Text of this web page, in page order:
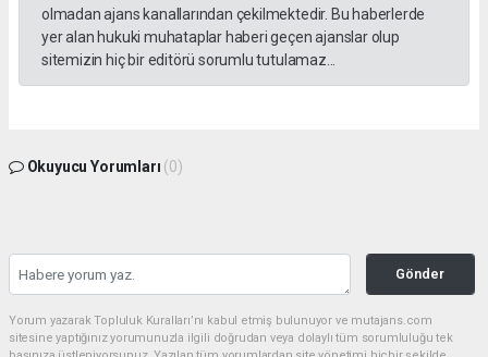
olmadan ajans kanallarından çekilmektedir. Bu haberlerde
yer alan hukuki muhataplar haberi geçen ajanslar olup
sitemizin hiç bir editörü sorumlu tutulamaz...
Okuyucu Yorumları (0)
Gönder
Yorum yazarak Topluluk Kuralları’nı kabul etmiş bulunuyor ve mutajans.com
sitesine yaptığınız yorumunuzla ilgili doğrudan veya dolaylı tüm sorumluluğu tek